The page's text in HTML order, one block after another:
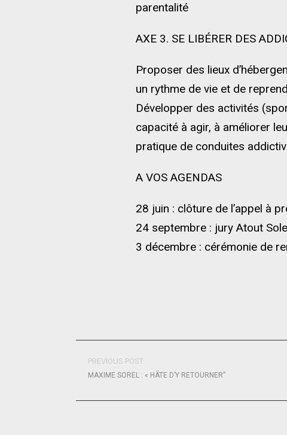
parentalité
AXE 3. SE LIBÉRER DES
Proposer des lieux
un rythme de vie et de
Développer des activités
capacité à agir, à améliorer
pratique de conduites
A VOS AGENDAS
28 juin : clôture de l’appel à
24 septembre : jury Atout
3 décembre : cérémonie de
PREVIOUS POST
MAXIME SOREL : « HÂTE D’Y RETOURNER”